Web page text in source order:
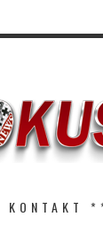
KONTAKT